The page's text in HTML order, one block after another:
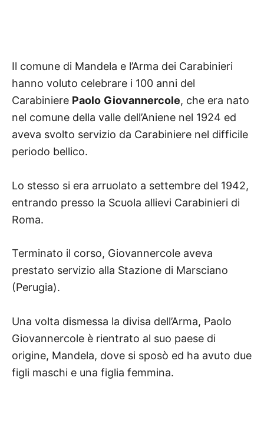
Il comune di Mandela e l’Arma dei Carabinieri
hanno voluto celebrare i 100 anni del
Carabiniere Paolo Giovannercole, che era nato
nel comune della valle dell’Aniene nel 1924 ed
aveva svolto servizio da Carabiniere nel difficile
periodo bellico.
Lo stesso si era arruolato a settembre del 1942,
entrando presso la Scuola allievi Carabinieri di
Roma.
Terminato il corso, Giovannercole aveva
prestato servizio alla Stazione di Marsciano
(Perugia).
Una volta dismessa la divisa dell’Arma, Paolo
Giovannercole è rientrato al suo paese di
origine, Mandela, dove si sposò ed ha avuto due
figli maschi e una figlia femmina.